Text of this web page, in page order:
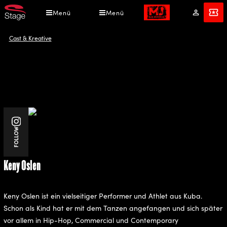
Direkt
zum
Menü Menü
Mein
Konto
Angebot
Pfadnavigation
Cast & Kreative
FOLLOW
Instagram
Keny Oslen
Keny Oslen ist ein vielseitiger Performer und Athlet aus Kuba.
Schon als Kind hat er mit dem Tanzen angefangen und sich später
vor allem in Hip-Hop, Commercial und Contemporary